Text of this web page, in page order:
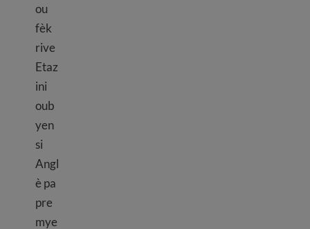
ou
fèk
rive
Etaz
ini
oub
yen
si
Angl
è pa
pre
mye